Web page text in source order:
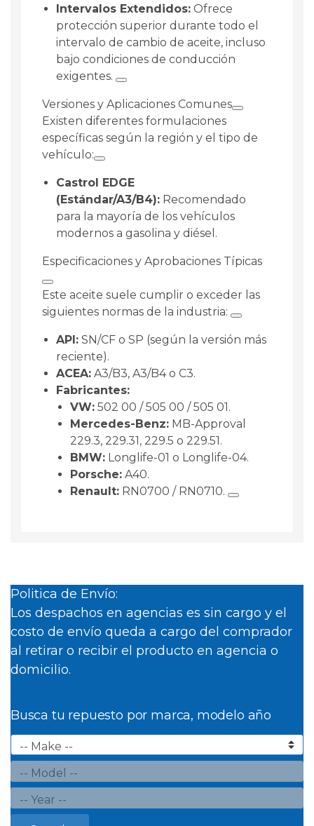
Intervalos Extendidos: Ofrece
protección superior durante todo el
intervalo de cambio de aceite, incluso
bajo condiciones de conducción
exigentes.
Versiones y Aplicaciones Comunes
Existen diferentes formulaciones
específicas según la región y el tipo de
vehículo:
Castrol EDGE
(Estándar/A3/B4): Recomendado
para la mayoría de los vehículos
modernos a gasolina y diésel.
Especificaciones y Aprobaciones Típicas
Este aceite suele cumplir o exceder las
siguientes normas de la industria:
API: SN/CF o SP (según la versión más
reciente).
ACEA: A3/B3, A3/B4 o C3.
Fabricantes:
VW: 502 00 / 505 00 / 505 01.
Mercedes-Benz: MB-Approval
229.3, 229.31, 229.5 o 229.51.
BMW: Longlife-01 o Longlife-04.
Porsche: A40.
Renault: RN0700 / RN0710.
Politica de Envío:
Los despachos en agencias es sin cargo y el
costo de envío queda a cargo del comprador
al retirar o recibir el producto en agencia o
domicilio.
Busca tu repuesto por marca, modelo año